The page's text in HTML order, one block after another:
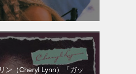
ン（Cheryl Lynn）「ガッ